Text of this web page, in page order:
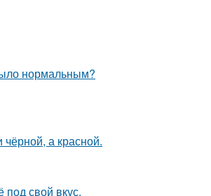
нормальным?
а красной.
свой вкус.